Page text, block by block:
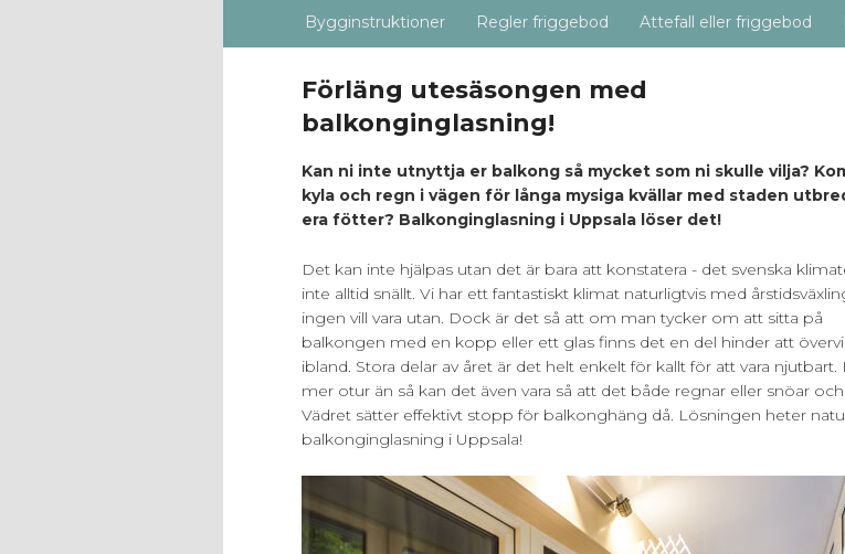
Bygginstruktioner Regler friggebod Attefall eller friggebod
Förläng utesäsongen med
balkonginglasning!
Kan ni inte utnyttja er balkong så mycket som ni skulle vilja?
kyla och regn i vägen för långa mysiga kvällar med staden
era fötter? Balkonginglasning i Uppsala löser det!
Det kan inte hjälpas utan det är bara att konstatera - det svenska
inte alltid snällt. Vi har ett fantastiskt klimat naturligtvis med
ingen vill vara utan. Dock är det så att om man tycker om att sitta på
balkongen med en kopp eller ett glas finns det en del hinder att
ibland. Stora delar av året är det helt enkelt för kallt för att vara njutbart.
mer otur än så kan det även vara så att det både regnar eller snöar
Vädret sätter effektivt stopp för balkonghäng då. Lösningen heter
balkonginglasning i Uppsala!